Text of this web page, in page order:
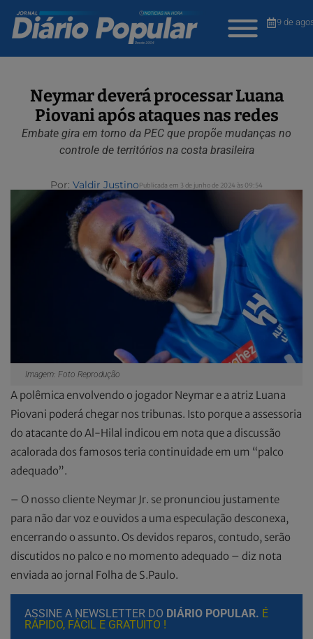
9 de
Neymar deverá processar Luana
Piovani após ataques nas redes
Embate gira em torno da PEC que propõe mudanças no
controle de territórios na costa brasileira
Por: Valdir JustinoPublicada em 3 de junho de 2024 às 09:54
Imagem: Foto Reprodução
A polêmica envolvendo o jogador Neymar e a atriz Luana
Piovani poderá chegar nos tribunas. Isto porque a assessoria
do atacante do Al-Hilal indicou em nota que a discussão
acalorada dos famosos teria continuidade em um “palco
adequado”.
– O nosso cliente Neymar Jr. se pronunciou justamente
para não dar voz e ouvidos a uma especulação desconexa,
encerrando o assunto. Os devidos reparos, contudo, serão
discutidos no palco e no momento adequado – diz nota
enviada ao jornal Folha de S.Paulo.
ASSINE A NEWSLETTER DO DIÁRIO POPULAR. É
RÁPIDO, FÁCIL E GRATUITO !